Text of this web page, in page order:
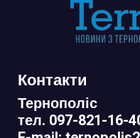
Контакти
Тернополіс
тел. 097-821-16-